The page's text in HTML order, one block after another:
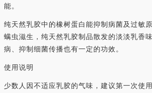
能。
纯天然乳胶中的橡树蛋白能抑制病菌及过敏
螨虫滋生，纯天然乳胶制品散发的淡淡乳香
病、抑制细菌传播也有一定的功效。
使用说明
少数人因不适应乳胶的气味，建议第一次使